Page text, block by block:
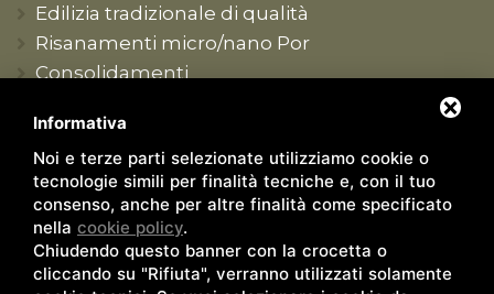
Edilizia tradizionale di qualità
Risanamenti micro/nano Por
Consolidamenti
Formazione tecnica
Contatti
Sede e recapiti
Rivenditori
Agenti/Tecnici
Informativa
Noi e terze parti selezionate utilizziamo cookie o
tecnologie simili per finalità tecniche e, con il tuo
consenso, anche per altre finalità come specificato
nella cookie policy.
Chiudendo questo banner con la crocetta o
cliccando su "Rifiuta", verranno utilizzati solamente